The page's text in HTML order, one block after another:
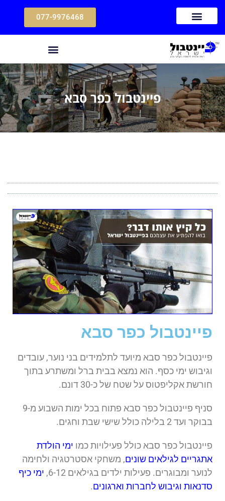
077-9976468
פיינטבול כפר סבא
פיינטבול כפר סבא
פיינטבול כפר סבא מיועד לתלמידים בני נוער, עובדים
וגיבוש ימי כסף. הוא נמצא בבית ברל ומשתרע בתוך
חורשת אקליפטוס על שטח של כ-30 דונם.
סניף פיינטבול כפר סבא פתוח בכל ימות השבוע מ-9
בבוקר ועד 2 בלילה כולל שישי שבת וחגים.
פיינטבול כפר סבא כולל פעילויות כמו ימי הולדת
אתגריים לגילאים שונים, משחקי אסטרטגיה ולחימה
לנוער ומבוגרים. פעילות ילדים בגילאים 6-12,
ימי כיף
סדנאות וגיבוש לחברות וארגונים.